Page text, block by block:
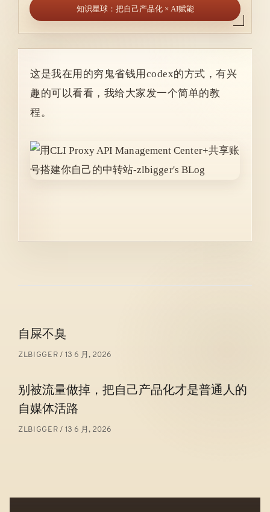
知识星球：把自己产品化 × AI赋能
这是我在用的穷鬼省钱用codex的方式，有兴
趣的可以看看，我给大家发一个简单的教
程。
文
章
航
自屎不臭
ZLBIGGER 13 6 月, 2026
别被流量做掉，把自己产品化才是普通人的
自媒体活路
ZLBIGGER 13 6 月, 2026